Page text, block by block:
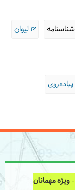
شناسنامه لیوان
ویژه مهمانان